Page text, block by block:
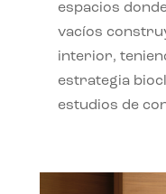
espacios
vacíos
interior,
estrategia
estudios de